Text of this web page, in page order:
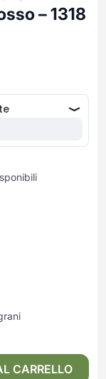
Shop
– 1318
CARRELLO